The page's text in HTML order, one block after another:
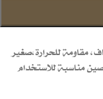
مقاومة للحرارة،صغير
مناسبة للاستخدام